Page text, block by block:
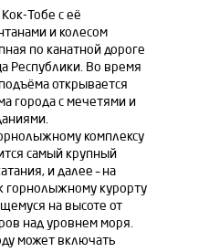
Кок-Тобе с её
и колесом
по канатной дороге
Республики. Во время
открывается
города с мечетями и
комплексу
самый крупный
и далее – на
горнолыжному курорту
на высоте от
над уровнем моря.
может включать